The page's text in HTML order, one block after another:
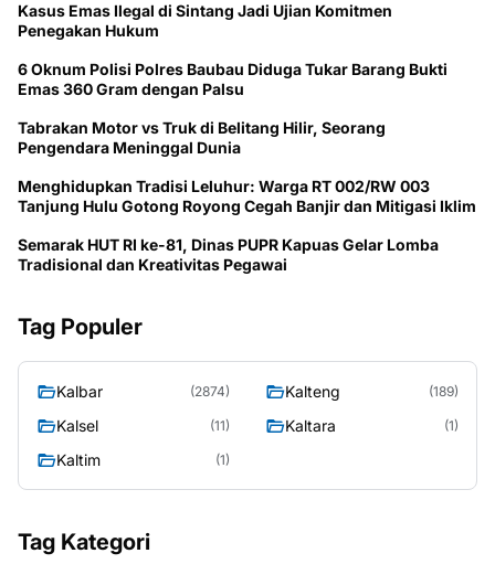
Kasus Emas Ilegal di Sintang Jadi Ujian Komitmen
Penegakan Hukum
6 Oknum Polisi Polres Baubau Diduga Tukar Barang Bukti
Emas 360 Gram dengan Palsu
Tabrakan Motor vs Truk di Belitang Hilir, Seorang
Pengendara Meninggal Dunia
Menghidupkan Tradisi Leluhur: Warga RT 002/RW 003
Tanjung Hulu Gotong Royong Cegah Banjir dan Mitigasi Iklim
Semarak HUT RI ke-81, Dinas PUPR Kapuas Gelar Lomba
Tradisional dan Kreativitas Pegawai
Tag Populer
Kalbar (2874) Kalteng (189)
Kalsel (11) Kaltara (1)
Kaltim (1)
Tag Kategori